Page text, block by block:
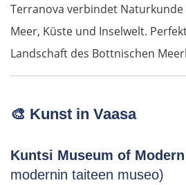
Terranova verbindet
Meer, Küste und Inselwelt.
Landschaft des Bottnischen
🎨 Kunst in Vaasa
Kuntsi Museum of
modernin taiteen museo)
Patras
Mesolongi
Argos Orestiko